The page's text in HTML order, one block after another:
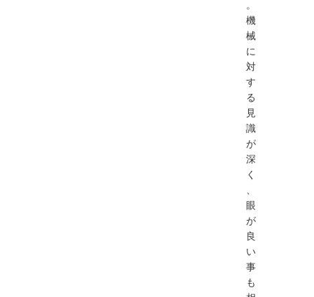
。
機
械
に
対
す
る
見
識
が
深
く
、
眼
が
良
い
事
も